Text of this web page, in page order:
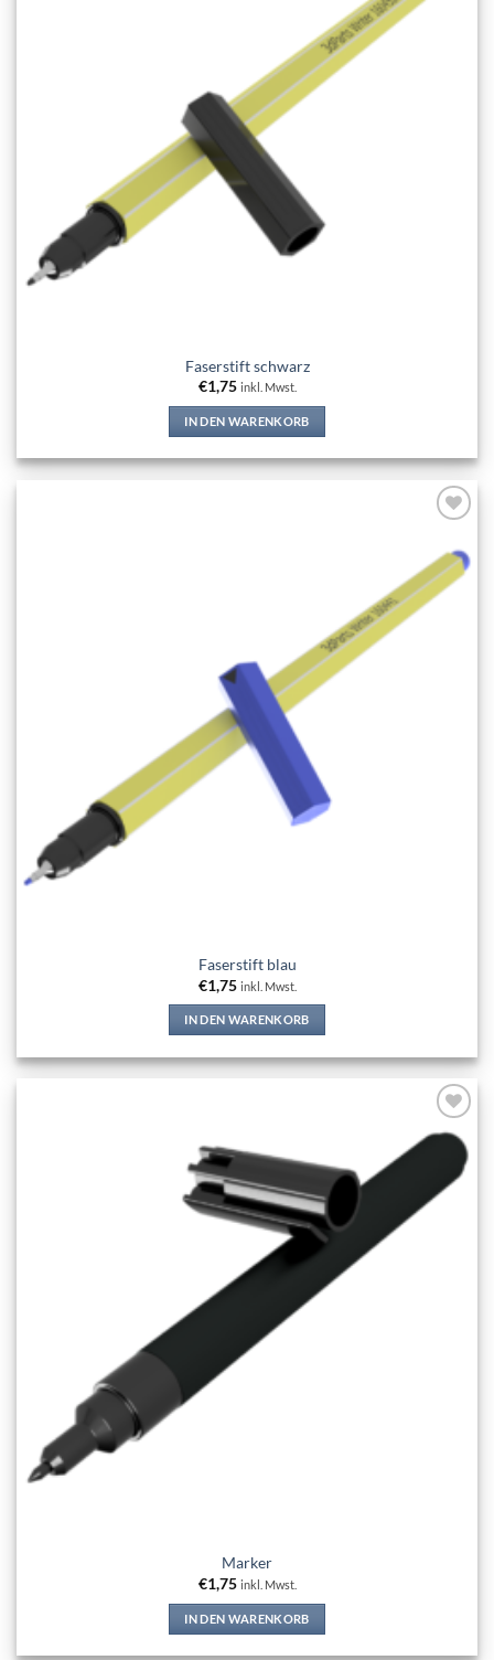
Faserstift schwarz
€1,75 inkl. Mwst.
IN DEN WARENKORB
wishlist
Faserstift blau
€1,75 inkl. Mwst.
IN DEN WARENKORB
Add to
wishlist
Marker
€1,75 inkl. Mwst.
IN DEN WARENKORB